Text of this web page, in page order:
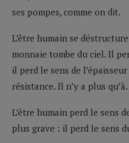
ses pompes, comme on dit.
L’être humain se
monnaie tombe du ciel. Il
il perd le sens de
résistance. Il n’y a plus
L’être humain perd le sens
plus grave : il perd le sens